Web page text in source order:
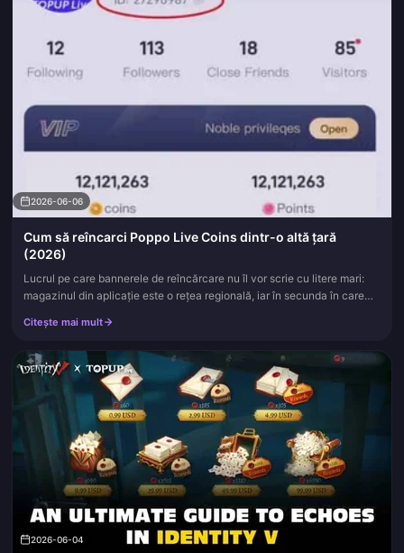
2026-06-06
Cum să reîncarci Poppo Live Coins dintr-o altă țară
(2026)
Lucrul pe care bannerele de reîncărcare nu îl vor scrie cu litere mari:
magazinul din aplicație este o rețea regională, iar în secunda în care
Citește mai mult
2026-06-04